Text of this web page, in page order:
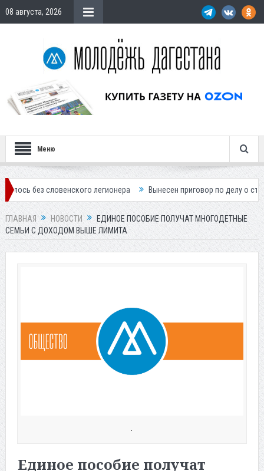
08 августа, 2026
Меню
словенского легионера Вынесен приговор по делу о
ГЛАВНАЯ НОВОСТИ
ЕДИНОЕ ПОСОБИЕ ПОЛУЧАТ МНОГОДЕТНЫЕ
СЕМЬИ С ДОХОДОМ ВЫШЕ ЛИМИТА
.
Единое пособие получат